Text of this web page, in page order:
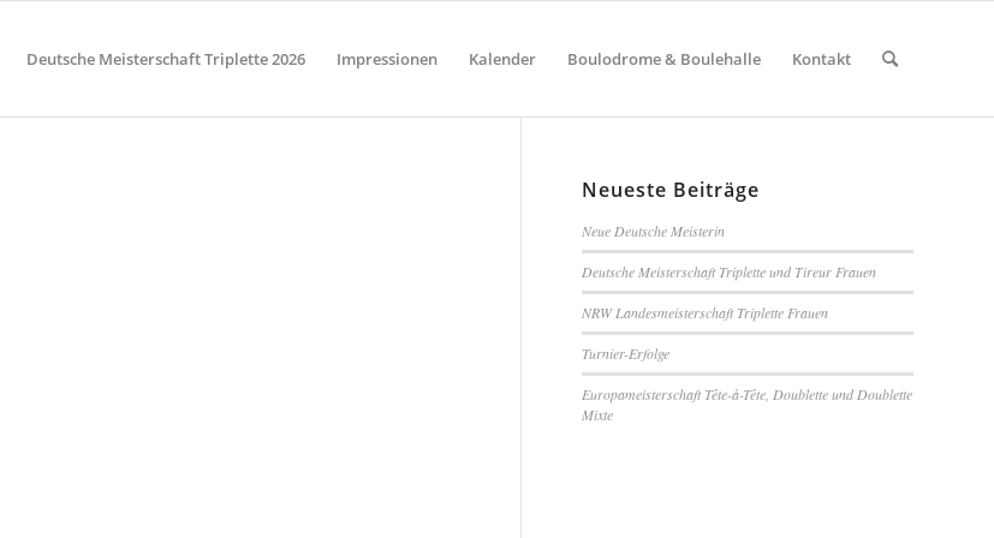
Deutsche Meisterschaft Triplette 2026 Impressionen Kalender Boulodrome & Boulehalle Kontakt
Neueste Beiträge
Neue Deutsche Meisterin
Deutsche Meisterschaft Triplette und Tireur Frauen
NRW Landesmeisterschaft Triplette Frauen
Turnier-Erfolge
Europameisterschaft Tête-à-Tête, Doublette und Doublette
Mixte